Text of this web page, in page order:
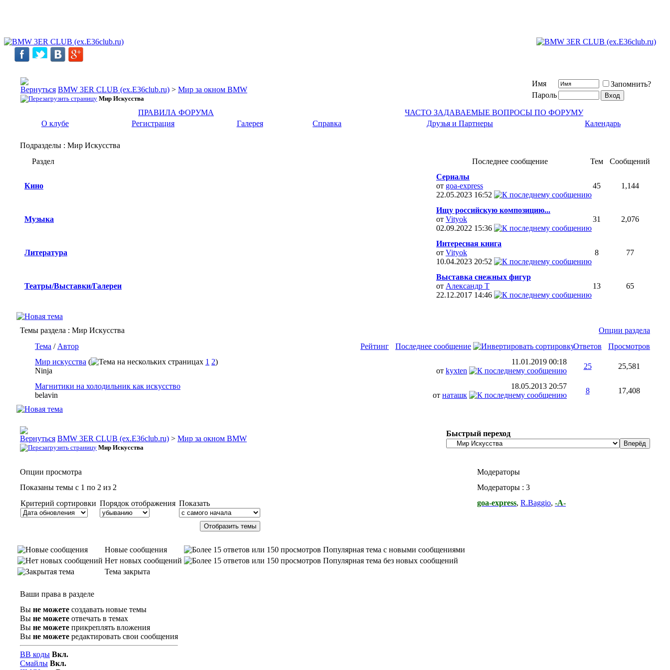
BMW 3ER CLUB (ex.E36club.ru) > Мир за окном BMW
Мир Искусства
Имя
Запомнить?
Пароль
ПРАВИЛА ФОРУМА
ЧАСТО ЗАДАВАЕМЫЕ ВОПРОСЫ ПО ФОРУМУ
О клубе
Регистрация Галерея Справка Друзья и Партнеры Календарь
Подразделы : Мир Искусства
Раздел
Последнее сообщение Тем Сообщений
Кино
Сериалы
от goa-express
22.05.2023 16:52
45 1,144
Музыка
Ищу российскую композицию...
от Vityok
02.09.2022 15:36
31 2,076
Литература
Интересная книга
от Vityok
10.04.2023 20:52
8 77
Театры/Выставки/Галереи
Выставка снежных фигур
от Александр Т
22.12.2017 14:46
13 65
Темы раздела : Мир Искусства
Опции раздела
Рейтинг
Тема / Автор Последнее сообщение Ответов
Просмотров
Мир искусства ( 1 2)
Ninja
11.01.2019 00:18
от kyxten
25 25,581
Магнитики на холодильник как искусство
belavin
18.05.2013 20:57
от наташк
8 17,408
BMW 3ER CLUB (ex.E36club.ru) > Мир за окном BMW
Мир Искусства
Быстрый переход
Опции просмотра
Модераторы
Показаны темы с 1 по 2 из 2
Модераторы : 3
Критерий сортировки Порядок отображения Показать goa-express, R.Baggio, -А-
Новые сообщения
Популярная тема с новыми сообщениями
Нет новых сообщений
Популярная тема без новых сообщений
Тема закрыта
Ваши права в разделе
Вы не можете создавать новые темы
Вы не можете отвечать в темах
Вы не можете прикреплять вложения
Вы не можете редактировать свои сообщения
BB коды Вкл.
Смайлы Вкл.